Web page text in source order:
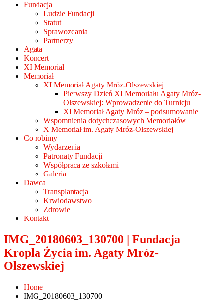
Fundacja
Ludzie Fundacji
Statut
Sprawozdania
Partnerzy
Agata
Koncert
XI Memoriał
Memoriał
XI Memoriał Agaty Mróz-Olszewskiej
Pierwszy Dzień XI Memoriału Agaty Mróz-
Olszewskiej: Wprowadzenie do Turnieju
XI Memoriał Agaty Mróz – podsumowanie
Wspomnienia dotychczasowych Memoriałów
X Memoriał im. Agaty Mróz-Olszewskiej
Co robimy
Wydarzenia
Patronaty Fundacji
Współpraca ze szkołami
Galeria
Dawca
Transplantacja
Krwiodawstwo
Zdrowie
Kontakt
IMG_20180603_130700 | Fundacja
Kropla Życia im. Agaty Mróz-
Olszewskiej
Home
IMG_20180603_130700